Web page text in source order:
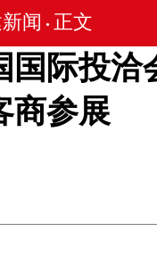
闻 • 正文
国际投洽
商参展